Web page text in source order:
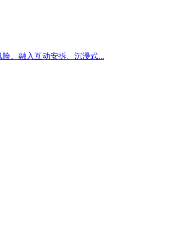
。融入互动安拆、沉浸式...